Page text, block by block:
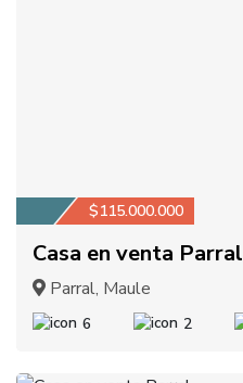
$115.000.000
Casa en venta Parral
Parral, Maule
6 2